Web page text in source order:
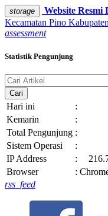
storage Website Resmi
Kecamatan Pino
assessment
Statistik Pengunjung
Cari
Hari ini :
Kemarin
:
Total Pengunjung :
Sistem Operasi
:
IP Address
:
Browser
:
rss_feed